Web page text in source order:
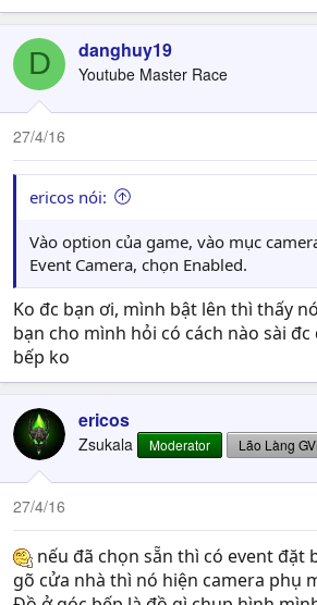
D danghuy19
Youtube Master Race
27/4/16
ericos nói:
Vào option của game, vào mục
Event Camera, chọn Enabled.
Ko đc bạn ơi, mình bật lên thì thấy
bạn cho mình hỏi có cách nào sài
bếp ko
ericos
Zsukala Moderator Lão Làng
27/4/16
nếu đã chọn sẵn thì có event đặt
gõ cửa nhà thì nó hiện camera phụ